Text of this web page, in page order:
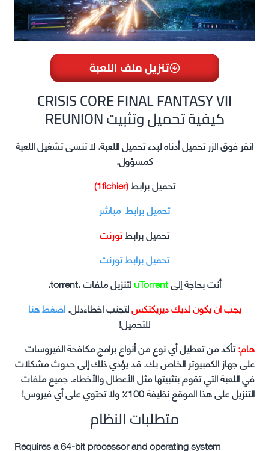
تنزيل ملف اللعبة
CRISIS CORE FINAL FANTASY VII
REUNION كيفية تحميل وتثبيت
انقر فوق الزر تحميل أدناه لبدء تحميل اللعبة. لا تنسى تشغيل اللعبة
كمسؤول.
تحميل برابط(1fichier)
تحميل برابط مباشر
تحميل برابطتورنت
تحميل برابط تورنت
أنت بحاجة إلىuTorrentلتنزيل ملفات .torrent.
يجب ان يكون لديك ديريكتكسلتجنب اخطاءدلل.اضغط هنا
للتحميل!
هام:تأكد من تعطيل أي نوع من أنواع برامج مكافحة الفيروسات
على جهاز الكمبيوتر الخاص بك. قد يؤدي ذلك إلى حدوث مشكلات
في اللعبة التي تقوم بتثبيتها مثل الأعطال والأخطاء. جميع ملفات
التنزيل على هذا الموقع نظيفة 100٪ ولا تحتوي على أي فيروس!
متطلبات النظام
Requires a 64-bit processor and operating system